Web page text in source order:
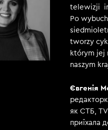
telewizji
Po
tworzy
którym jej
naszym
Євгенія
як СТБ, TV
приїхала